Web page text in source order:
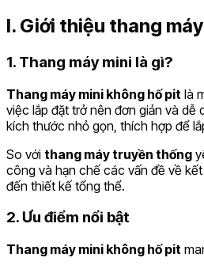
I. Giới thiệu thang
1. Thang máy mini là gì?
Thang máy mini không hố pit là
việc lắp đặt trở nên đơn giản và
kích thước nhỏ gọn, thích hợp để
So với thang máy truyền thống
công và hạn chế các vấn đề về
đến thiết kế tổng thể.
2. Ưu điểm nổi bật
Thang máy mini không hố pit